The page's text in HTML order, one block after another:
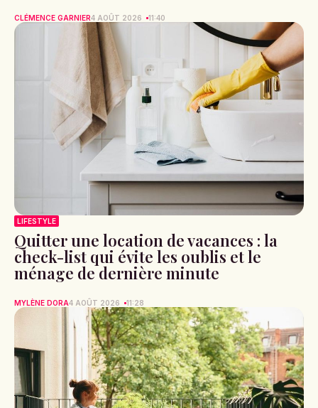
CLÉMENCE GARNIER4 AOÛT 2026 11:40
LIFESTYLE
Quitter une location de vacances : la
check-list qui évite les oublis et le
ménage de dernière minute
MYLÈNE DORA4 AOÛT 2026 11:28